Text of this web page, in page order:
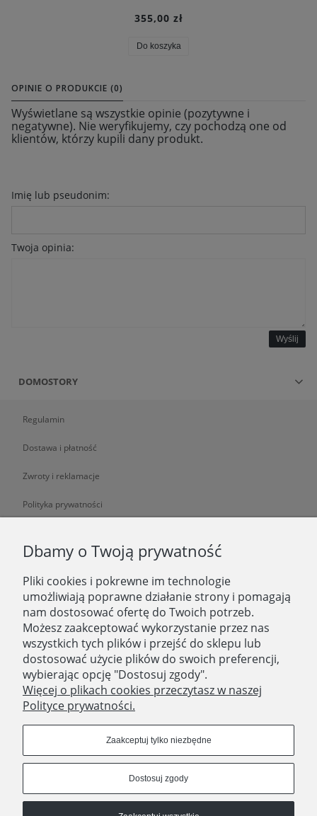
355,00 zł
Do koszyka
OPINIE O PRODUKCIE (0)
Wyświetlane są wszystkie opinie (pozytywne i
negatywne). Nie weryfikujemy, czy pochodzą one od
klientów, którzy kupili dany produkt.
Imię lub pseudonim:
Twoja opinia:
Wyślij
DOMOSTORY
Regulamin
Dostawa i płatność
Zwroty i reklamacje
Polityka prywatności
O NAS
O nas
Zatrudniamy
Blog
Kontakt
SKLEP STACJONARNY
ul. Aleja Legionów 44
Godziny otwarcia
Poniedziałek - Piątek 10:00 - 18:00
Dbamy o Twoją prywatność
Pliki cookies i pokrewne im technologie
umożliwiają poprawne działanie strony i pomagają
nam dostosować ofertę do Twoich potrzeb.
Możesz zaakceptować wykorzystanie przez nas
wszystkich tych plików i przejść do sklepu lub
dostosować użycie plików do swoich preferencji,
wybierając opcję "Dostosuj zgody".
Więcej o plikach cookies przeczytasz w naszej
Polityce prywatności.
Zaakceptuj tylko niezbędne
Dostosuj zgody